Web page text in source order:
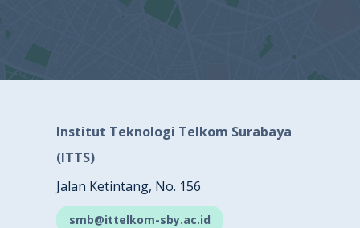
Institut Teknologi Telkom Surabaya
(ITTS)
Jalan Ketintang, No. 156
smb@ittelkom-sby.ac.id